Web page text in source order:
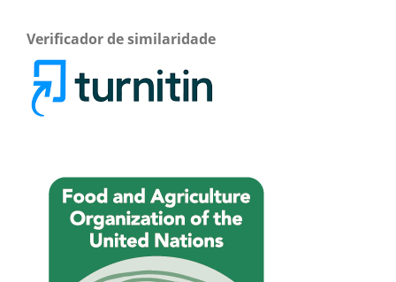
Verificador de similaridade